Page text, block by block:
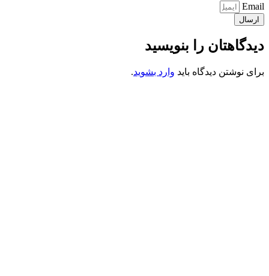
Email
ارسال
دیدگاهتان را بنویسید
برای نوشتن دیدگاه باید وارد بشوید.